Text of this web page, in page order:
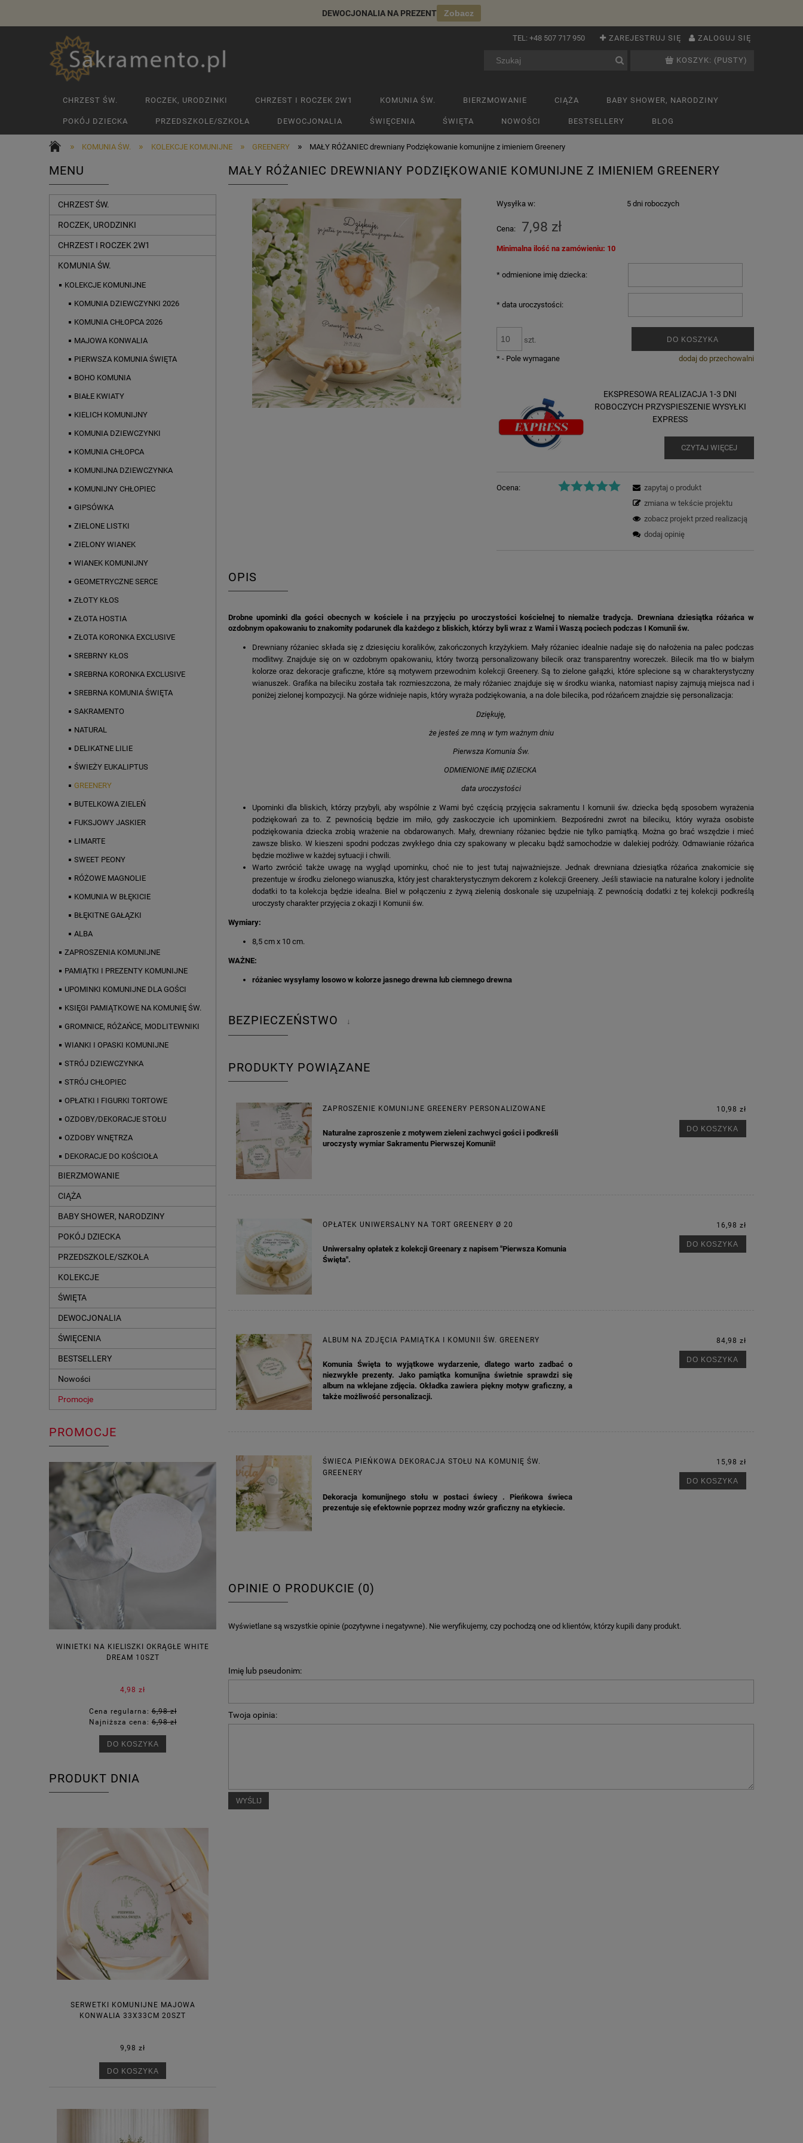
DEWOCJONALIA NA PREZENT Zobacz
ZAREJESTRUJ SIĘ ZALOGUJ SIĘ
TEL: +48 507 717 950
KOSZYK: (PUSTY)
CHRZEST ŚW. ROCZEK, URODZINKI CHRZEST I ROCZEK 2W1 KOMUNIA ŚW. BIERZMOWANIE CIĄŻA BABY SHOWER, NARODZINY
POKÓJ DZIECKA PRZEDSZKOLE/SZKOŁA DEWOCJONALIA ŚWIĘCENIA ŚWIĘTA NOWOŚCI BESTSELLERY BLOG
» KOMUNIA ŚW. » KOLEKCJE KOMUNIJNE » GREENERY » MAŁY RÓŻANIEC drewniany Podziękowanie komunijne z imieniem Greenery
MENU
CHRZEST ŚW.
ROCZEK, URODZINKI
CHRZEST I ROCZEK 2W1
KOMUNIA ŚW.
KOLEKCJE KOMUNIJNE
KOMUNIA DZIEWCZYNKI 2026
KOMUNIA CHŁOPCA 2026
MAJOWA KONWALIA
PIERWSZA KOMUNIA ŚWIĘTA
BOHO KOMUNIA
BIAŁE KWIATY
KIELICH KOMUNIJNY
KOMUNIA DZIEWCZYNKI
KOMUNIA CHŁOPCA
KOMUNIJNA DZIEWCZYNKA
KOMUNIJNY CHŁOPIEC
GIPSÓWKA
ZIELONE LISTKI
ZIELONY WIANEK
WIANEK KOMUNIJNY
GEOMETRYCZNE SERCE
ZŁOTY KŁOS
ZŁOTA HOSTIA
ZŁOTA KORONKA EXCLUSIVE
SREBRNY KŁOS
SREBRNA KORONKA EXCLUSIVE
SREBRNA KOMUNIA ŚWIĘTA
SAKRAMENTO
NATURAL
DELIKATNE LILIE
ŚWIEŻY EUKALIPTUS
GREENERY
BUTELKOWA ZIELEŃ
FUKSJOWY JASKIER
LIMARTE
SWEET PEONY
RÓŻOWE MAGNOLIE
KOMUNIA W BŁĘKICIE
BŁĘKITNE GAŁĄZKI
ALBA
ZAPROSZENIA KOMUNIJNE
PAMIĄTKI I PREZENTY KOMUNIJNE
UPOMINKI KOMUNIJNE DLA GOŚCI
KSIĘGI PAMIĄTKOWE NA KOMUNIĘ ŚW.
GROMNICE, RÓŻAŃCE, MODLITEWNIKI
WIANKI I OPASKI KOMUNIJNE
STRÓJ DZIEWCZYNKA
STRÓJ CHŁOPIEC
OPŁATKI I FIGURKI TORTOWE
OZDOBY/DEKORACJE STOŁU
OZDOBY WNĘTRZA
DEKORACJE DO KOŚCIOŁA
BIERZMOWANIE
CIĄŻA
BABY SHOWER, NARODZINY
POKÓJ DZIECKA
PRZEDSZKOLE/SZKOŁA
KOLEKCJE
ŚWIĘTA
DEWOCJONALIA
ŚWIĘCENIA
BESTSELLERY
Nowości
Promocje
PROMOCJE
WINIETKI NA KIELISZKI OKRĄGŁE WHITE
DREAM 10SZT
4,98 zł
Cena regularna:6,98 zł
Najniższa cena:6,98 zł
DO KOSZYKA
Cena regularna:
Najniższa cena:3,00 zł
Najniższa cena:7,30 zł
PRODUKT DNIA
SERWETKI KOMUNIJNE MAJOWA
KONWALIA 33X33CM 20SZT
9,98 zł
DO KOSZYKA
MAŁY RÓŻANIEC DREWNIANY PODZIĘKOWANIE KOMUNIJNE Z IMIENIEM GREENERY
Wysyłka w: 5 dni roboczych
Cena: 7,98 zł
Minimalna ilość na zamówieniu: 10
* odmienione imię dziecka:
* data uroczystości:
szt. DO KOSZYKA
dodaj do przechowalni
* - Pole wymagane
EKSPRESOWA REALIZACJA 1-3 DNI
ROBOCZYCH PRZYSPIESZENIE WYSYŁKI
EXPRESS
CZYTAJ WIĘCEJ
Ocena:
zapytaj o produkt
zmiana w tekście projektu
zobacz projekt przed realizacją
dodaj opinię
OPIS
Drobne upominki dla gości obecnych w kościele i na przyjęciu po uroczystości kościelnej to niemalże tradycja. Drewniana dziesiątka różańca w
ozdobnym opakowaniu to znakomity podarunek dla każdego z bliskich, którzy byli wraz z Wami i Waszą pociech podczas I Komunii św.
Drewniany różaniec składa się z dziesięciu koralików, zakończonych krzyżykiem. Mały różaniec idealnie nadaje się do nałożenia na palec podczas
modlitwy. Znajduje się on w ozdobnym opakowaniu, który tworzą personalizowany bilecik oraz transparentny woreczek. Bilecik ma tło w białym
kolorze oraz dekoracje graficzne, które są motywem przewodnim kolekcji Greenery. Są to zielone gałązki, które splecione są w charakterystyczny
wianuszek. Grafika na bileciku została tak rozmieszczona, że mały różaniec znajduje się w środku wianka, natomiast napisy zajmują miejsca nad i
poniżej zielonej kompozycji. Na górze widnieje napis, który wyraża podziękowania, a na dole bilecika, pod różańcem znajdzie się personalizacja:
Dziękuję,
że jesteś ze mną w tym ważnym dniu
Pierwsza Komunia Św.
ODMIENIONE IMIĘ DZIECKA
data uroczystości
Upominki dla bliskich, którzy przybyli, aby wspólnie z Wami być częścią przyjęcia sakramentu I komunii św. dziecka będą sposobem wyrażenia
podziękowań za to. Z pewnością będzie im miło, gdy zaskoczycie ich upominkiem. Bezpośredni zwrot na bileciku, który wyraża osobiste
podziękowania dziecka zrobią wrażenie na obdarowanych. Mały, drewniany różaniec będzie nie tylko pamiątką. Można go brać wszędzie i mieć
zawsze blisko. W kieszeni spodni podczas zwykłego dnia czy spakowany w plecaku bądź samochodzie w dalekiej podróży. Odmawianie różańca
będzie możliwe w każdej sytuacji i chwili.
Warto zwrócić także uwagę na wygląd upominku, choć nie to jest tutaj najważniejsze. Jednak drewniana dziesiątka różańca znakomicie się
prezentuje w środku zielonego wianuszka, który jest charakterystycznym dekorem z kolekcji Greenery. Jeśli stawiacie na naturalne kolory i jednolite
dodatki to ta kolekcja będzie idealna. Biel w połączeniu z żywą zielenią doskonale się uzupełniają. Z pewnością dodatki z tej kolekcji podkreślą
uroczysty charakter przyjęcia z okazji I Komunii św.
Wymiary:
8,5 cm x 10 cm.
WAŻNE:
różaniec wysyłamy losowo w kolorze jasnego drewna lub ciemnego drewna
BEZPIECZEŃSTWO ↓
PRODUKTY POWIĄZANE
ZAPROSZENIE KOMUNIJNE GREENERY PERSONALIZOWANE
Naturalne zaproszenie z motywem zieleni zachwyci gości i podkreśli
uroczysty wymiar Sakramentu Pierwszej Komunii!
10,98 zł
DO KOSZYKA
OPŁATEK UNIWERSALNY NA TORT GREENERY Ø 20
Uniwersalny opłatek z kolekcji Greenary z napisem "Pierwsza Komunia
Święta".
16,98 zł
DO KOSZYKA
ALBUM NA ZDJĘCIA PAMIĄTKA I KOMUNII ŚW. GREENERY
Komunia Święta to wyjątkowe wydarzenie, dlatego warto zadbać o
niezwykłe prezenty. Jako pamiątka komunijna świetnie sprawdzi się
album na wklejane zdjęcia. Okładka zawiera piękny motyw graficzny, a
także możliwość personalizacji.
84,98 zł
DO KOSZYKA
ŚWIECA PIEŃKOWA DEKORACJA STOŁU NA KOMUNIĘ ŚW.
GREENERY
Dekoracja komunijnego stołu w postaci świecy . Pieńkowa świeca
prezentuje się efektownie poprzez modny wzór graficzny na etykiecie.
15,98 zł
DO KOSZYKA
OPINIE O PRODUKCIE (0)
Wyświetlane są wszystkie opinie (pozytywne i negatywne). Nie weryfikujemy, czy pochodzą one od klientów, którzy kupili dany produkt.
Imię lub pseudonim:
Twoja opinia:
WYŚLIJ